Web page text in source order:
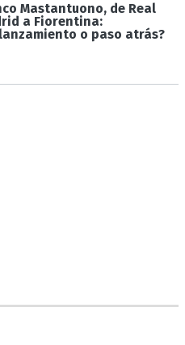
Mastantuono, de Real
a Fiorentina:
o paso atrás?